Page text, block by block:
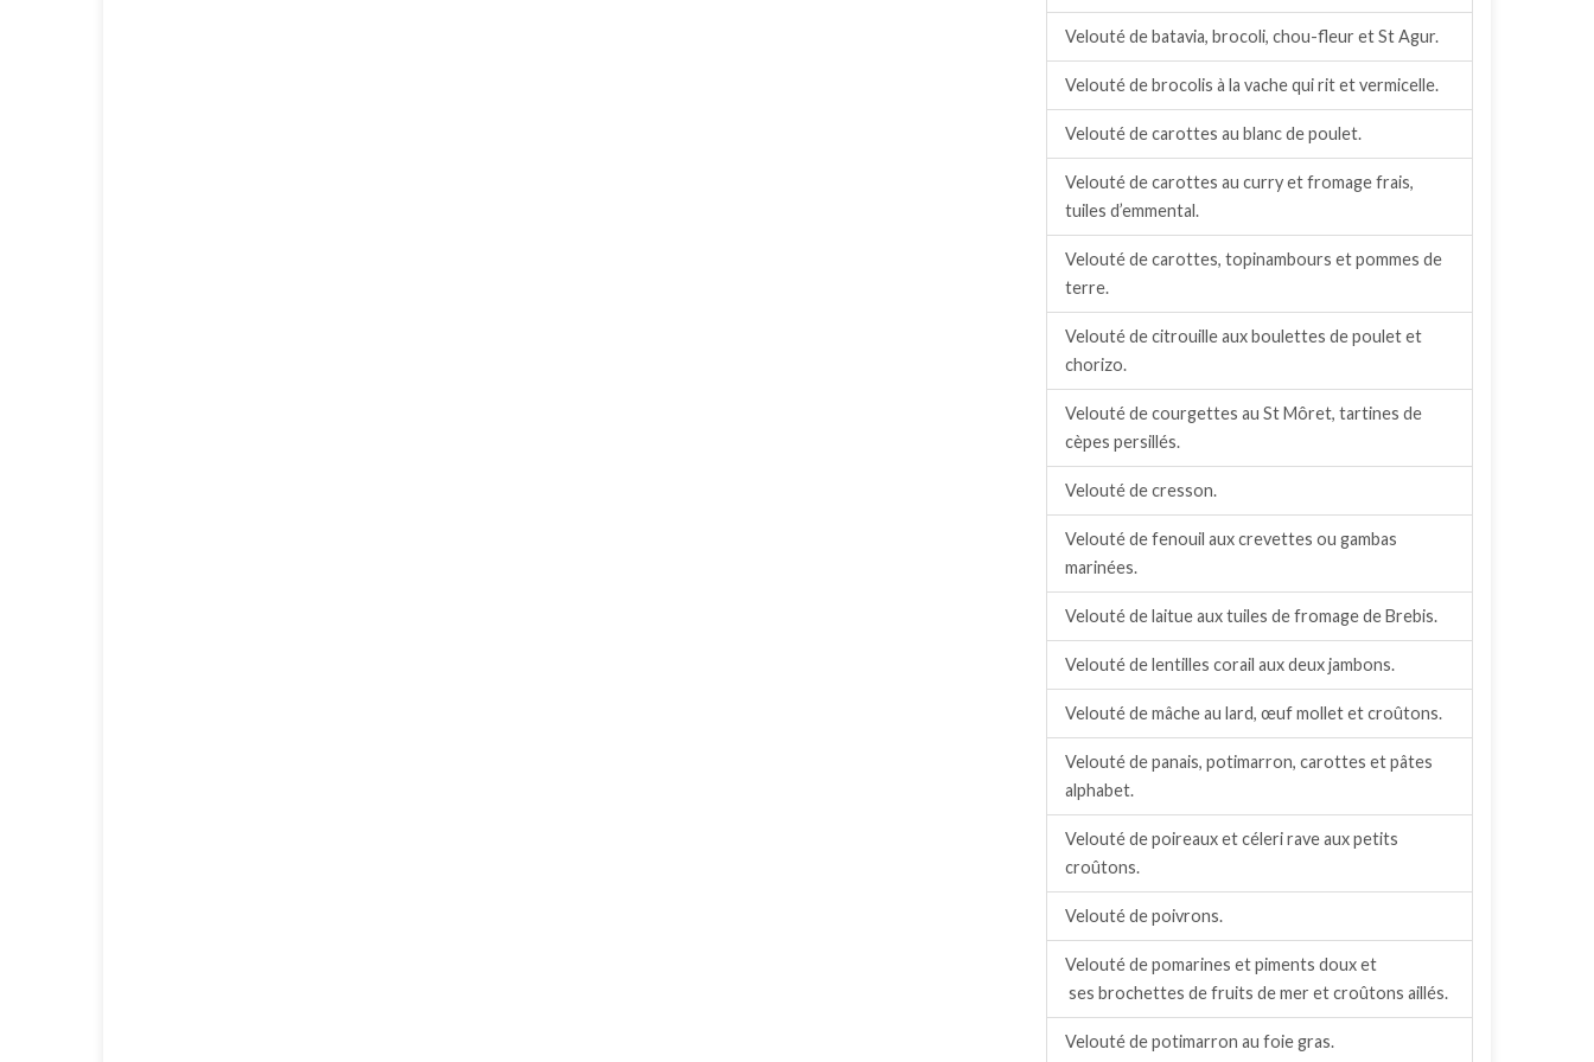
Velouté de batavia, brocoli, chou-fleur et St Agur.
Velouté de brocolis à la vache qui rit et vermicelle.
Velouté de carottes au blanc de poulet.
Velouté de carottes au curry et fromage frais,
tuiles d’emmental.
Velouté de carottes, topinambours et pommes de
terre.
Velouté de citrouille aux boulettes de poulet et
chorizo.
Velouté de courgettes au St Môret, tartines de
cèpes persillés.
Velouté de cresson.
Velouté de fenouil aux crevettes ou gambas
marinées.
Velouté de laitue aux tuiles de fromage de Brebis.
Velouté de lentilles corail aux deux jambons.
Velouté de mâche au lard, œuf mollet et croûtons.
Velouté de panais, potimarron, carottes et pâtes
alphabet.
Velouté de poireaux et céleri rave aux petits
croûtons.
Velouté de poivrons.
Velouté de pomarines et piments doux et
ses brochettes de fruits de mer et croûtons aillés.
Velouté de potimarron au foie gras.